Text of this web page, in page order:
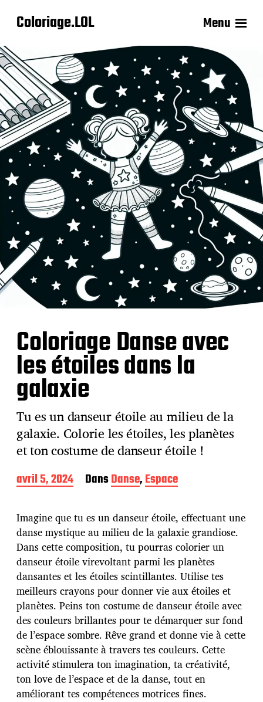
Coloriage.LOL Menu
Coloriage Danse avec
les étoiles dans la
galaxie
Tu es un danseur étoile au milieu de la
galaxie. Colorie les étoiles, les planètes
et ton costume de danseur étoile !
D
a
e
d
e
p
u
b
l
i
c
a
t
i
o
n
avril 5, 2024 DansDanse,Espace
Imagine que tu es un danseur étoile, effectuant une
danse mystique au milieu de la galaxie grandiose.
Dans cette composition, tu pourras colorier un
danseur étoile virevoltant parmi les planètes
dansantes et les étoiles scintillantes. Utilise tes
meilleurs crayons pour donner vie aux étoiles et
planètes. Peins ton costume de danseur étoile avec
des couleurs brillantes pour te démarquer sur fond
de l’espace sombre. Rêve grand et donne vie à cette
scène éblouissante à travers tes couleurs. Cette
activité stimulera ton imagination, ta créativité,
ton love de l’espace et de la danse, tout en
améliorant tes compétences motrices fines.